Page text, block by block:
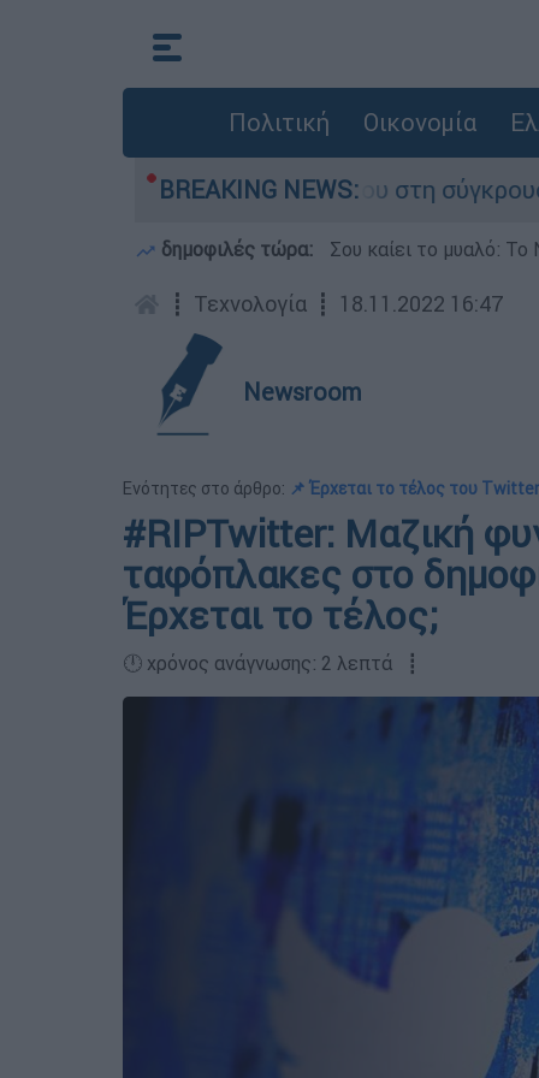
Πολιτική Οικονομία
BREAKING NEWS:
που έχασε τη ζωή του στη σύγκρουση
δημοφιλές τώρα: Σου καίει το μυαλό:
┋ Τεχνολογία ┋ 18.11.2022 16:47
Newsroom
Ενότητες στο άρθρο: 📌 Έρχεται το τέλος του
#RIPTwitter: Μαζική
ταφόπλακες στο
Έρχεται το τέλος;
🕛 χρόνος ανάγνωσης: 2 λεπτά ┋